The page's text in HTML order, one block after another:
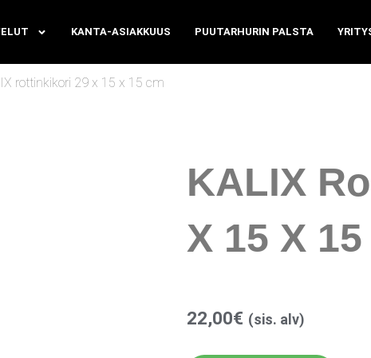
KANTA-ASIAKKUUS PUUTARHURIN PALSTA
rottinkikori 29 x 15 x 15 cm
KALIX
X 15 X
22,00€ (sis. alv)